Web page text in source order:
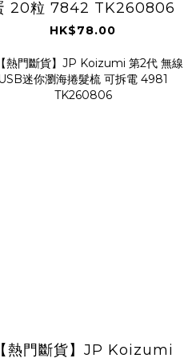
20粒 7842 TK260806
HK$78.00
【熱門斷貨】JP Koizumi